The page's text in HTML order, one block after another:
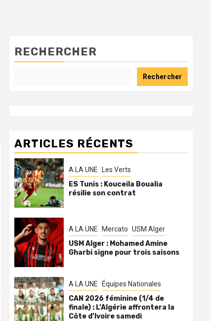
RECHERCHER
Rechercher
ARTICLES RÉCENTS
A LA UNE Les Verts
ES Tunis : Kouceila Boualia
résilie son contrat
A LA UNE Mercato USM Alger
USM Alger : Mohamed Amine
Gharbi signe pour trois saisons
A LA UNE Équipes Nationales
CAN 2026 féminine (1/4 de
finale) : L’Algérie affrontera la
Côte d’Ivoire samedi